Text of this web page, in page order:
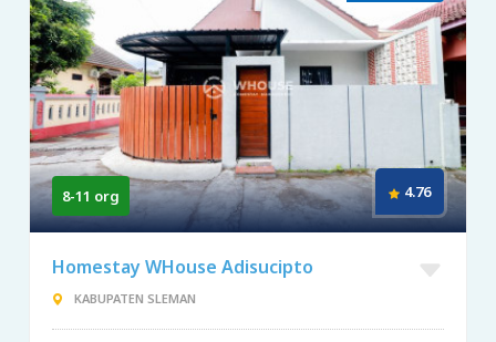
8-11 org 4.76
Homestay WHouse Adisucipto
KABUPATEN SLEMAN